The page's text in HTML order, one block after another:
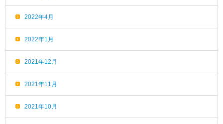
2022年4月
2022年1月
2021年12月
2021年11月
2021年10月